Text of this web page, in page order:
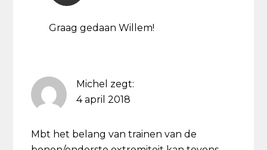
Graag gedaan Willem!
Michel zegt:
4 april 2018
Mbt het belang van trainen van de